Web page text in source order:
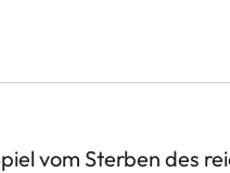
vom Sterben des